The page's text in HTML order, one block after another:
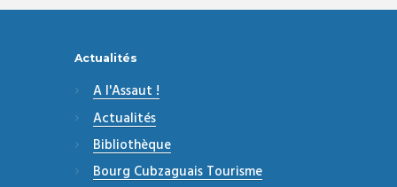
Actualités
A l'Assaut !
Actualités
Bibliothèque
Bourg Cubzaguais Tourisme